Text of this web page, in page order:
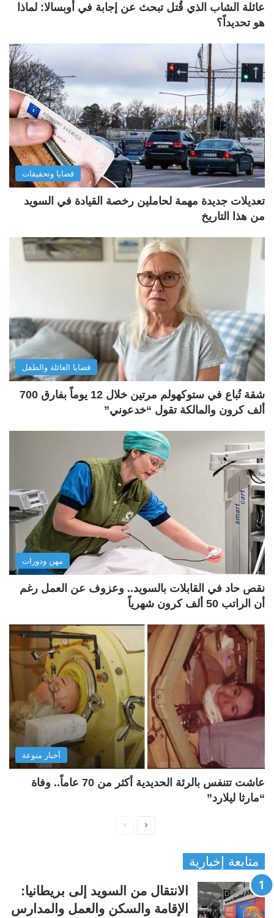
عائلة الشاب الذي قُتل تبحث عن إجابة في أوبسالا: لماذا
هو تحديداً؟
قضايا وتحقيقات
تعديلات جديدة مهمة لحاملين رخصة القيادة في السويد
من هذا التاريخ
قضايا العائلة والطفل
شقة تُباع في ستوكهولم مرتين خلال 12 يوماً بفارق 700
ألف كرون والمالكة تقول “خدعوني”
مهن ودورات
نقص حاد في القابلات بالسويد.. وعزوف عن العمل رغم
أن الراتب 50 ألف كرون شهرياً
أخبار منوعة
عاشت تتنفس بالرئة الحديدية أكثر من 70 عاماً.. وفاة
“مارثا ليلارد”
ح
ة
ح
ة
متابعة إخبارية
الانتقال من السويد إلى بريطانيا:
الإقامة والسكن والعمل والمدارس